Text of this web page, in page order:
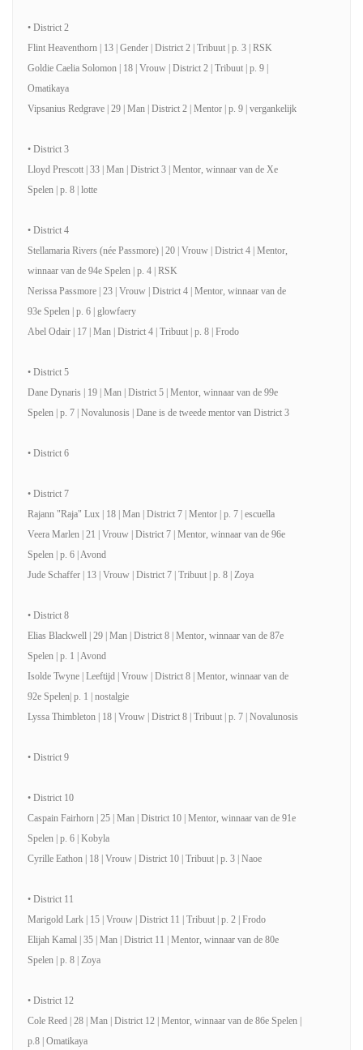
• District 2
Flint Heaventhorn | 13 | Gender | District 2 | Tribuut | p. 3 | RSK
Goldie Caelia Solomon | 18 | Vrouw | District 2 | Tribuut | p. 9 |
Omatikaya
Vipsanius Redgrave | 29 | Man | District 2 | Mentor | p. 9 | vergankelijk
• District 3
Lloyd Prescott | 33 | Man | District 3 | Mentor, winnaar van de Xe
Spelen | p. 8 | lotte
• District 4
Stellamaria Rivers (née Passmore) | 20 | Vrouw | District 4 | Mentor,
winnaar van de 94e Spelen | p. 4 | RSK
Nerissa Passmore | 23 | Vrouw | District 4 | Mentor, winnaar van de
93e Spelen | p. 6 | glowfaery
Abel Odair | 17 | Man | District 4 | Tribuut | p. 8 | Frodo
• District 5
Dane Dynaris | 19 | Man | District 5 | Mentor, winnaar van de 99e
Spelen | p. 7 | Novalunosis | Dane is de tweede mentor van District 3
• District 6
• District 7
Rajann "Raja" Lux | 18 | Man | District 7 | Mentor | p. 7 | escuella
Veera Marlen | 21 | Vrouw | District 7 | Mentor, winnaar van de 96e
Spelen | p. 6 | Avond
Jude Schaffer | 13 | Vrouw | District 7 | Tribuut | p. 8 | Zoya
• District 8
Elias Blackwell | 29 | Man | District 8 | Mentor, winnaar van de 87e
Spelen | p. 1 | Avond
Isolde Twyne | Leeftijd | Vrouw | District 8 | Mentor, winnaar van de
92e Spelen| p. 1 | nostalgie
Lyssa Thimbleton | 18 | Vrouw | District 8 | Tribuut | p. 7 | Novalunosis
• District 9
• District 10
Caspain Fairhorn | 25 | Man | District 10 | Mentor, winnaar van de 91e
Spelen | p. 6 | Kobyla
Cyrille Eathon | 18 | Vrouw | District 10 | Tribuut | p. 3 | Naoe
• District 11
Marigold Lark | 15 | Vrouw | District 11 | Tribuut | p. 2 | Frodo
Elijah Kamal | 35 | Man | District 11 | Mentor, winnaar van de 80e
Spelen | p. 8 | Zoya
• District 12
Cole Reed | 28 | Man | District 12 | Mentor, winnaar van de 86e Spelen |
p.8 | Omatikaya